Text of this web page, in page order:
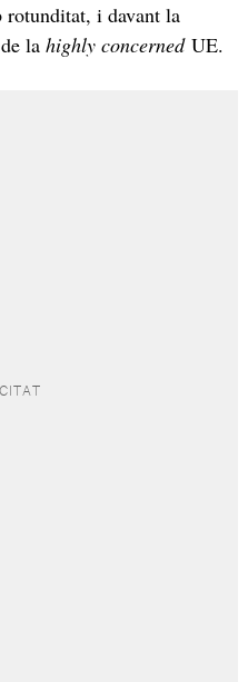
i davant la
la highly concernedUE.